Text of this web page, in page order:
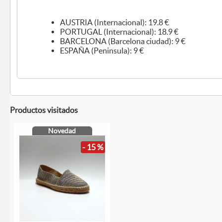
AUSTRIA (Internacional): 19.8 €
PORTUGAL (Internacional): 18.9 €
BARCELONA (Barcelona ciudad): 9 €
ESPAÑA (Peninsula): 9 €
Productos visitados
Novedad
- 15 %